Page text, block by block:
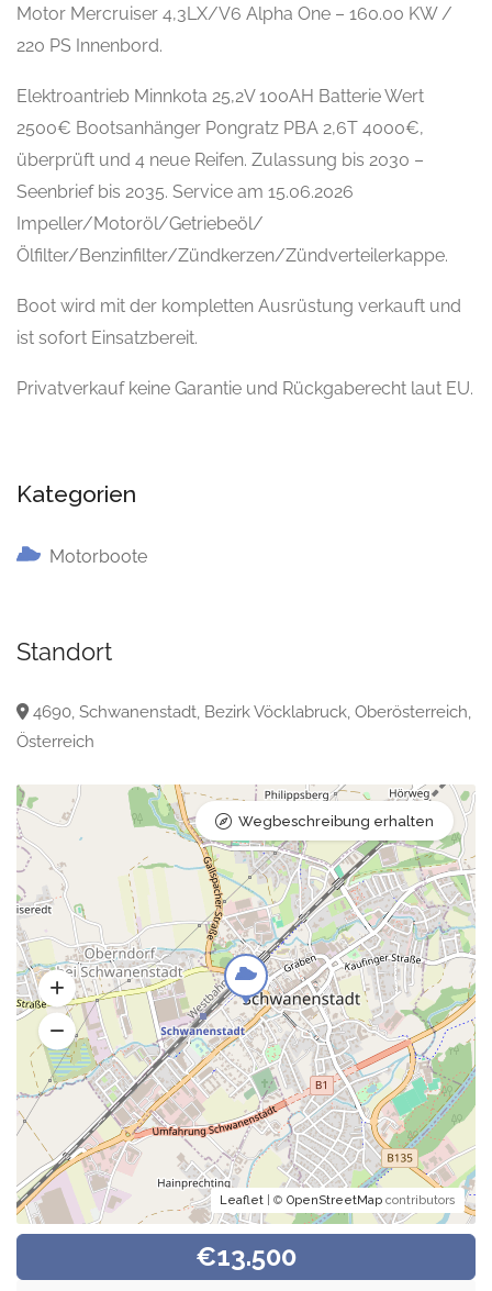
Motor Mercruiser 4,3LX/V6 Alpha One – 160.00 KW /
220 PS Innenbord.
Elektroantrieb Minnkota 25,2V 100AH Batterie Wert
2500€ Bootsanhänger Pongratz PBA 2,6T 4000€,
überprüft und 4 neue Reifen. Zulassung bis 2030 –
Seenbrief bis 2035. Service am 15.06.2026
Impeller/Motoröl/Getriebeöl/
Ölfilter/Benzinfilter/Zündkerzen/Zündverteilerkappe.
Boot wird mit der kompletten Ausrüstung verkauft und
ist sofort Einsatzbereit.
Privatverkauf keine Garantie und Rückgaberecht laut EU.
Kategorien
Motorboote
Standort
4690, Schwanenstadt, Bezirk Vöcklabruck, Oberösterreich,
Österreich
Leaflet | © OpenStreetMap contributors
Wegbeschreibung erhalten
€13.500